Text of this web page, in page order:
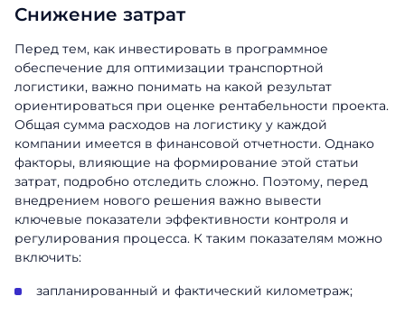
Снижение затрат
Перед тем, как инвестировать в программное
обеспечение для оптимизации транспортной
логистики, важно понимать на какой результат
ориентироваться при оценке рентабельности проекта.
Общая сумма расходов на логистику у каждой
компании имеется в финансовой отчетности. Однако
факторы, влияющие на формирование этой статьи
затрат, подробно отследить сложно. Поэтому, перед
внедрением нового решения важно вывести
ключевые показатели эффективности контроля и
регулирования процесса. К таким показателям можно
включить:
запланированный и фактический километраж;
Должность
Название компании
Отправить
наших сотрудников свяжется с вами в
ближайшее время. Хорошего дня!
Телефон
Отправить
наших сотрудников свяжется с вами в
наших сотрудников свяжется с вами в